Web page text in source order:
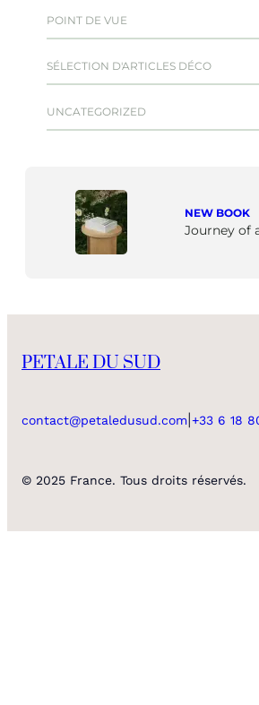
POINT DE VUE
SÉLECTION D'ARTICLES DÉCO
UNCATEGORIZED
NEW BOOK
Journey of
PETALE DU SUD
contact@petaledusud.com +33 6 18
© 2025 France. Tous droits réservés.